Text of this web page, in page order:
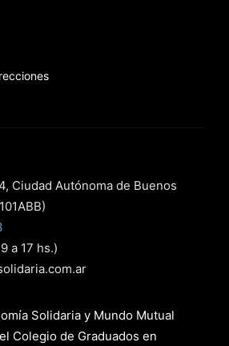
Ciudad Autónoma de Buenos
a 17 hs.)
Solidaria y Mundo Mutual
Colegio de Graduados en